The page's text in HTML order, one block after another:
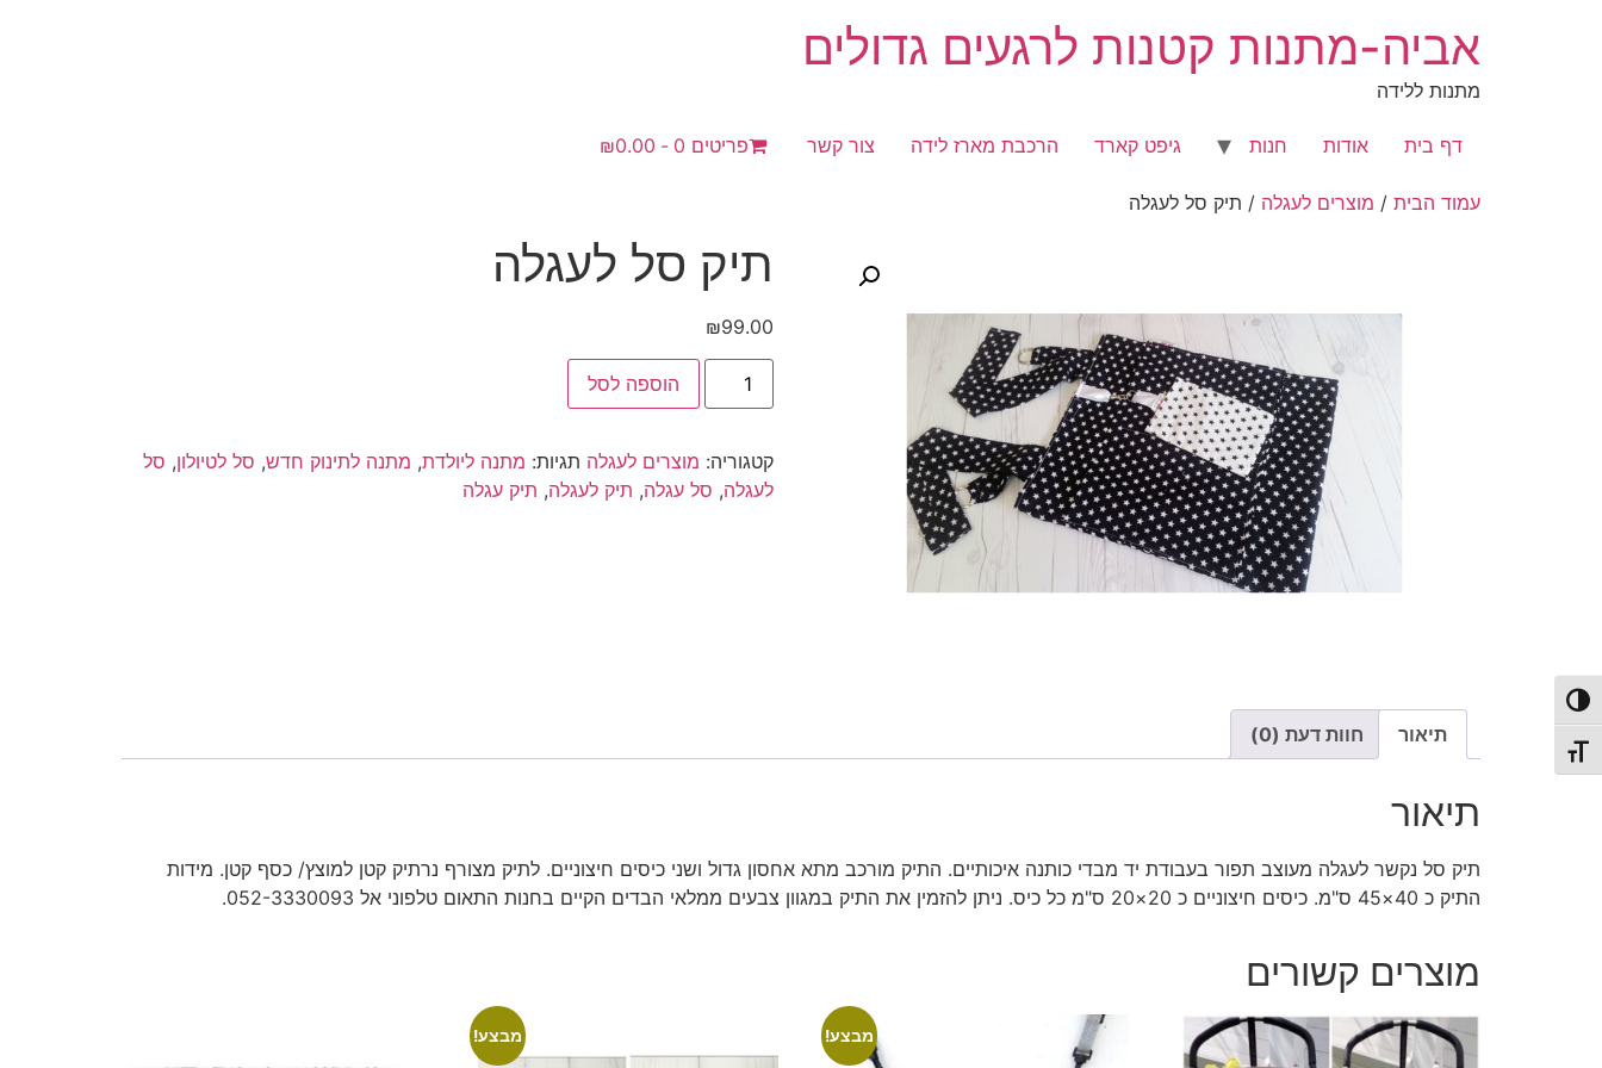
הפעל/כבה ניגודיות גבוהה
מתג גודל גופן
אביה-מתנות קטנות לרגעים גדולים
מתנות ללידה
דף בית אודות חנות גיפט קארד הרכבת מארז לידה צור קשר פריטים 0 ₪0.00
עמוד הבית / מוצרים לעגלה / תיק סל לעגלה
תיק סל לעגלה
₪99.00
כמות
תיק
הוספה לסל
קטגוריה: מוצרים לעגלה תגיות: מתנה ליולדת, מתנה לתינוק חדש, סל לטיולון, סל
לעגלה, סל עגלה, תיק לעגלה, תיק עגלה
תיאור חוות דעת (0)
תיאור
תיק סל נקשר לעגלה מעוצב תפור בעבודת יד מבדי כותנה איכותיים. התיק מורכב מתא אחסון גדול ושני כיסים חיצוניים. לתיק מצורף נרתיק קטן למוצץ/ כסף קטן. מידות
התיק כ 40×45 ס"מ. כיסים חיצוניים כ 20×20 ס"מ כל כיס. ניתן להזמין את התיק במגוון צבעים ממלאי הבדים הקיים בחנות התאום טלפוני אל 052-3330093.
מוצרים קשורים
מבצע! מבצע!